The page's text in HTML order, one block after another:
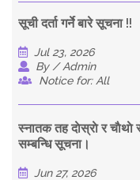
सूची दर्ता गर्ने बारे सूचना !!
Jul 23, 2026
By / Admin
Notice for: All
स्नातक तह दाेस्राे र चाैथाे
सम्बन्धि सूचना।
Jun 27, 2026